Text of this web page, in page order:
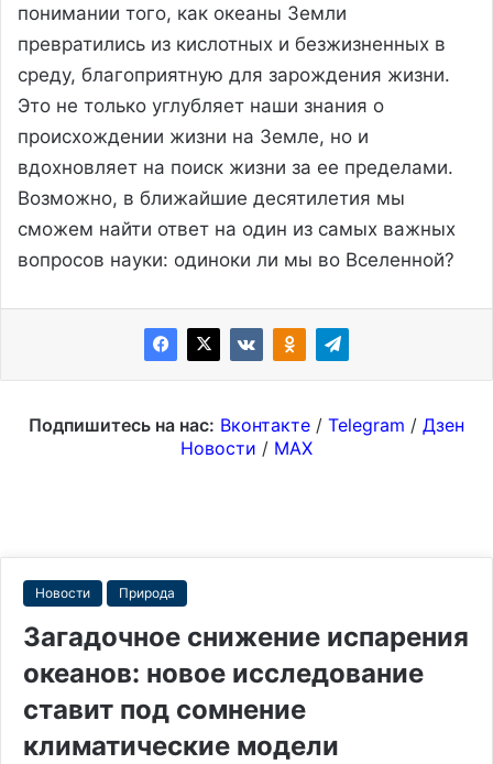
понимании того, как океаны Земли
превратились из кислотных и безжизненных в
среду, благоприятную для зарождения жизни.
Это не только углубляет наши знания о
происхождении жизни на Земле, но и
вдохновляет на поиск жизни за ее пределами.
Возможно, в ближайшие десятилетия мы
сможем найти ответ на один из самых важных
вопросов науки: одиноки ли мы во Вселенной?
Подпишитесь на нас: Вконтакте / Telegram / Дзен
Новости / MAX